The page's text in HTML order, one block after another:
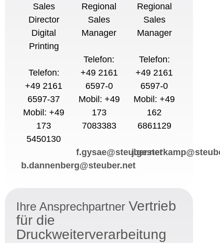
Sales
Director
Digital
Printing
Telefon:
+49 2161
6597-37
Mobil: +49
173
5450130
b.dannenberg@steuber.net
Regional
Sales
Manager
Telefon:
+49 2161
6597-0
Mobil: +49
173
7083383
f.gysae@steuber.net
Regional
Sales
Manager
Telefon:
+49 2161
6597-0
Mobil: +49
162
6861129
Ihre Ansprechpartner Vertrieb
für die
Druckweiterverarbeitung